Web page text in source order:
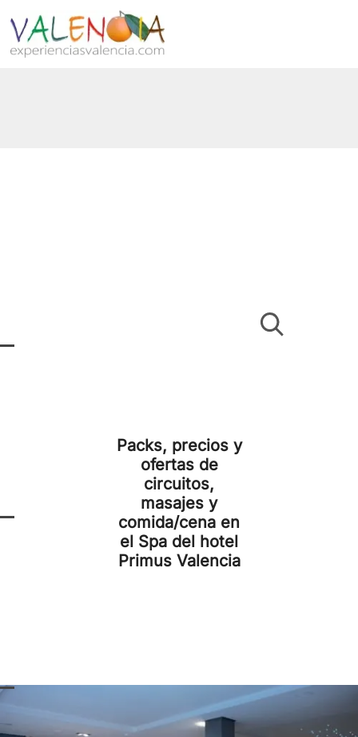
Packs, precios y
ofertas de
circuitos,
masajes y
comida/cena en
el Spa del hotel
Primus Valencia